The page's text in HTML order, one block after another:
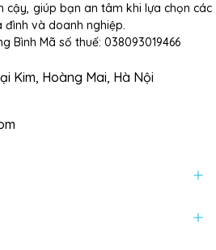
cậy, giúp bạn an tâm khi lựa chọn các
đình và doanh nghiệp.
Bình Mã số thuế: 038093019466
Kim, Hoàng Mai, Hà Nội